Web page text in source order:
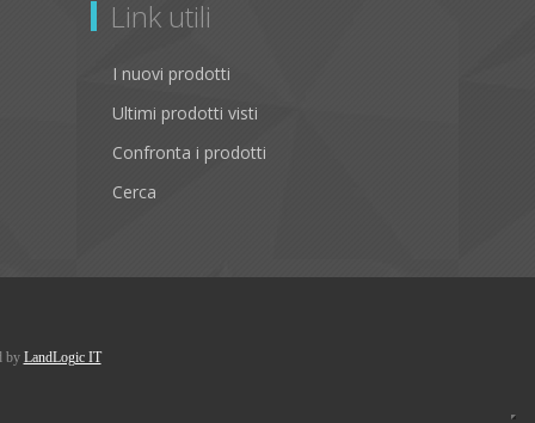
Link utili
I nuovi prodotti
Ultimi prodotti visti
Confronta i prodotti
Cerca
by LandLogic IT